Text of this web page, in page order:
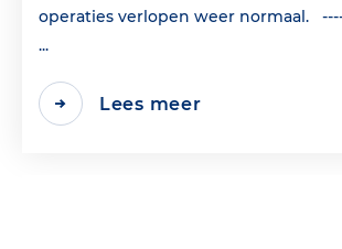
operaties verlopen weer normaal.
...
Lees meer